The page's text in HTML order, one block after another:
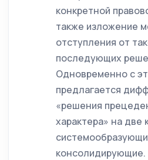
конкретной
также изложение
отступления от
последующих
Одновременно с
предлагается
«решения
характера» на две
консолидирующие.